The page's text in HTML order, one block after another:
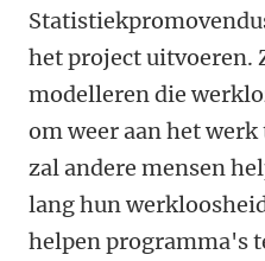
het project uitvoeren.
modelleren die
om weer aan het
zal andere mensen
lang hun
helpen programma's